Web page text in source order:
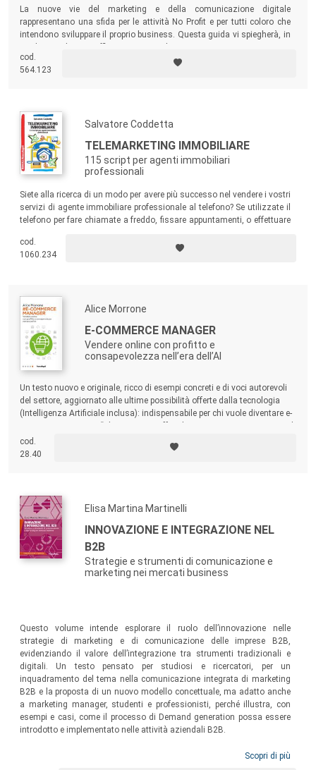
La nuove vie del marketing e della comunicazione digitale
rappresentano una sfida per le attività No Profit e per tutti coloro che
intendono sviluppare il proprio business. Questa guida vi spiegherà, in
cod.
564.123
Salvatore Coddetta
TELEMARKETING IMMOBILIARE
115 script per agenti immobiliari
professionali
Siete alla ricerca di un modo per avere più successo nel vendere i vostri
servizi di agente immobiliare professionale al telefono? Se utilizzate il
telefono per fare chiamate a freddo, fissare appuntamenti, o effettuare
cod.
1060.234
Alice Morrone
E-COMMERCE MANAGER
Vendere online con profitto e
consapevolezza nell’era dell’AI
Un testo nuovo e originale, ricco di esempi concreti e di voci autorevoli
del settore, aggiornato alle ultime possibilità offerte dalla tecnologia
(Intelligenza Artificiale inclusa): indispensabile per chi vuole diventare e-
meglio la figura chiave dell’e-commerce manager” (Davide Casaleggio,
CEO Casaleggio e Associati).
cod.
28.40
Elisa Martina Martinelli
INNOVAZIONE E INTEGRAZIONE NEL
B2B
Strategie e strumenti di comunicazione e
marketing nei mercati business
Questo volume intende esplorare il ruolo dell’innovazione nelle
strategie di marketing e di comunicazione delle imprese B2B,
evidenziando il valore dell’integrazione tra strumenti tradizionali e
digitali. Un testo pensato per studiosi e ricercatori, per un
inquadramento del tema nella comunicazione integrata di marketing
B2B e la proposta di un nuovo modello concettuale, ma adatto anche
a marketing manager, studenti e professionisti, perché illustra, con
esempi e casi, come il processo di Demand generation possa essere
introdotto e implementato nelle attività aziendali B2B.
Scopri di più